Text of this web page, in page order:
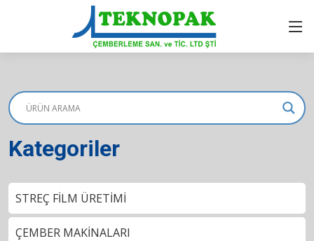
Kategoriler
STREÇ FİLM ÜRETİMİ
ÇEMBER MAKİNALARI